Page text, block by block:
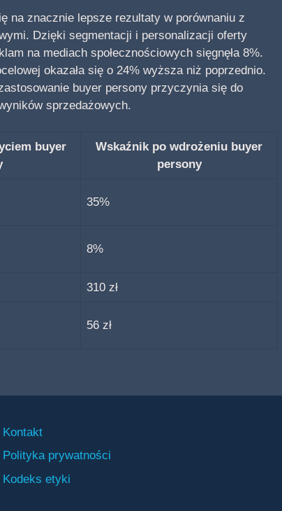
na znacznie lepsze rezultaty w porównaniu z
Dzięki segmentacji i personalizacji oferty
na mediach społecznościowych sięgnęła 8%.
okazała się o 24% wyższa niż poprzednio.
buyer persony przyczynia się do
sprzedażowych.
buyer
Wskaźnik po wdrożeniu buyer
persony
35%
8%
310 zł
56 zł
Kontakt
Polityka prywatności
Kodeks etyki